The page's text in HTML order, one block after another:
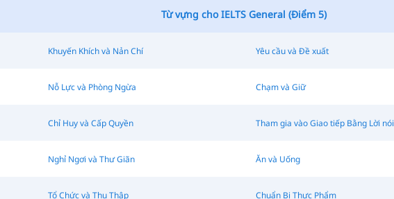
Từ vựng cho IELTS General (Điểm 5)
Khuyến Khích và Nản Chí Yêu cầu và Đề xuất
Nỗ Lực và Phòng Ngừa Chạm và Giữ
Chỉ Huy và Cấp Quyền Tham gia vào Giao tiếp Bằng Lời nói
Nghỉ Ngơi và Thư Giãn Ăn và Uống
Tổ Chức và Thu Thập Chuẩn Bị Thực Phẩm